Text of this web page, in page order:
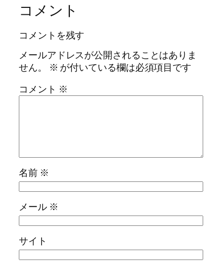
コメント
コメントを残す
メールアドレスが公開されることはありま
せん。
※ が付いている欄は必須項目です
コメント ※
名前 ※
メール ※
サイト